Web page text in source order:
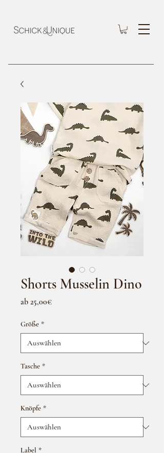
Shorts Musselin Dino
ab 25,00€Sale-
Größe *
Tasche *
Knöpfe *
Label *